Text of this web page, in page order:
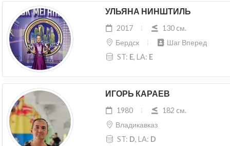
УЛЬЯНА НИНШТИЛЬ
2017
130 cм.
Бердск
Шаг Вперед
ST: E, LA: E
ИГОРЬ КАРАЕВ
1980
182 cм.
Владикавказ
ST: D, LA: D